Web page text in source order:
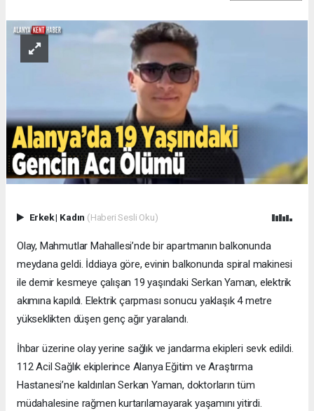
Erkek| Kadın (Haberi Sesli Oku)
Olay, Mahmutlar Mahallesi’nde bir apartmanın balkonunda
meydana geldi. İddiaya göre, evinin balkonunda spiral makinesi
ile demir kesmeye çalışan 19 yaşındaki Serkan Yaman, elektrik
akımına kapıldı. Elektrik çarpması sonucu yaklaşık 4 metre
yükseklikten düşen genç ağır yaralandı.
İhbar üzerine olay yerine sağlık ve jandarma ekipleri sevk edildi.
112 Acil Sağlık ekiplerince Alanya Eğitim ve Araştırma
Hastanesi’ne kaldırılan Serkan Yaman, doktorların tüm
müdahalesine rağmen kurtarılamayarak yaşamını yitirdi.